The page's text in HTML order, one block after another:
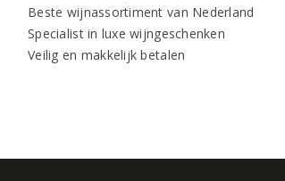
Beste wijnassortiment van Nederland
Specialist in luxe wijngeschenken
Veilig en makkelijk betalen